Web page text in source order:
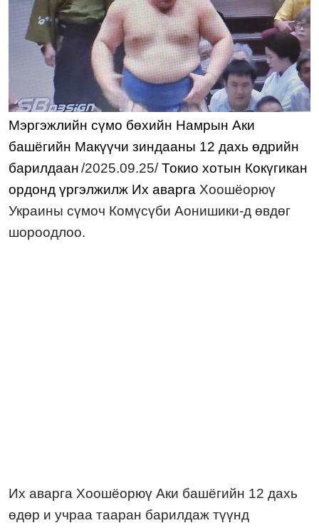
Мэргэжлийн сүмо бөхийн Намрын Аки
башёгийн Макүүчи зиндааны 12 дахь өдрийн
барилдаан/2025.09.25/Токио хотын Кокүгикан
ордонд үргэлжилж Их аварга Хоошёорюү
Украины сүмоч Комүсүби Аонишики-д өвдөг
шороодлоо.
Их аварга Хоошёорюү Аки башёгийн 12 дахь
өдөр и учраа тааран барилдаж түүнд